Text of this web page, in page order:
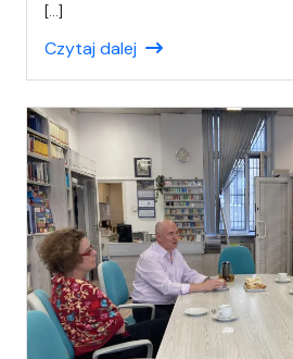
(
a
A
i
a
[…]
Czytaj dalej